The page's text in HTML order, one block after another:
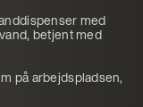
med
betjent med
på arbejdspladsen,